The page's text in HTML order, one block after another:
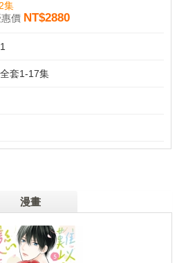
集
價 NT$2880
套1-17集
漫畫